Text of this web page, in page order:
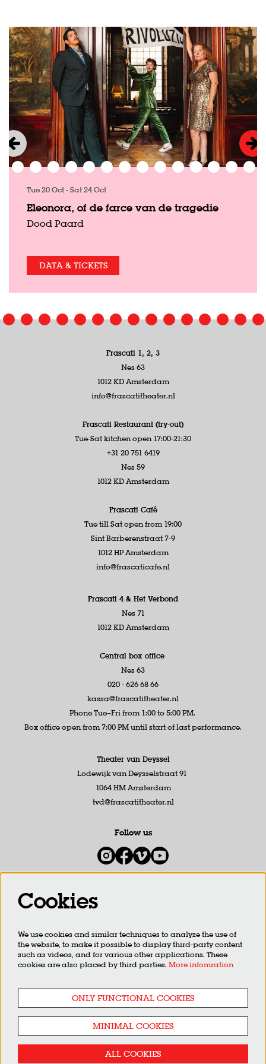
Eleonora, of de farce van de tragedie
Dood Paard
Tue 20 Oct-Sat 24 Oct
DATA & TICKETS
Frascati 1, 2, 3
Nes 63
1012 KD Amsterdam
info@frascatitheater.nl
Frascati Restaurant (try-out)
Tue-Sat kitchen open 17:00-21:30
+31 20 751 6419
Nes 59
1012 KD Amsterdam
Frascati Café
Tue till Sat open from 19:00
Sint Barberenstraat 7-9
1012 HP Amsterdam
info@frascaticafe.nl
Frascati 4 & Het Verbond
Nes 71
1012 KD Amsterdam
Central box office
Nes 63
020 - 626 68 66
kassa@frascatitheater.nl
Phone Tue–Fri from 1:00 to 5:00 PM.
Box office open from 7:00 PM until start of last performance.
Theater van Deyssel
Lodewijk van Deysselstraat 91
1064 HM Amsterdam
tvd@frascatitheater.nl
Follow us
SIGN UP
Cookies
We use cookies and similar techniques to analyze the use of
the website, to make it possible to display third-party content
such as videos, and for various other applications. These
cookies are also placed by third parties. More infomration
ONLY FUNCTIONAL COOKIES
MINIMAL COOKIES
ALL COOKIES